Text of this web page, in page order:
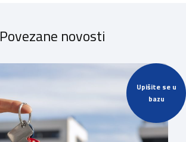
Upišite se u
bazu
Povezane novosti